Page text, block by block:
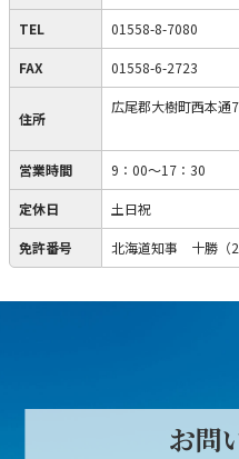
TEL 01558-8-7080
FAX 01558-6-2723
住所
広尾郡大樹町西本通
営業時間 9：00～17：30
定休日 土日祝
免許番号 北海道知事 十勝（
お問